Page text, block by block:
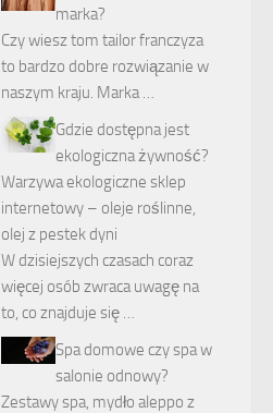
marka?
Czy wiesz tom tailor franczyza
to bardzo dobre rozwiązanie w
naszym kraju. Marka …
Gdzie dostępna jest
ekologiczna żywność?
Warzywa ekologiczne sklep
internetowy – oleje roślinne,
olej z pestek dyni
W dzisiejszych czasach coraz
więcej osób zwraca uwagę na
to, co znajduje się …
Spa domowe czy spa w
salonie odnowy?
Zestawy spa, mydło aleppo z